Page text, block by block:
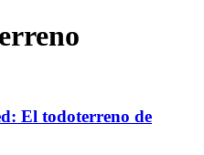
El todoterreno de